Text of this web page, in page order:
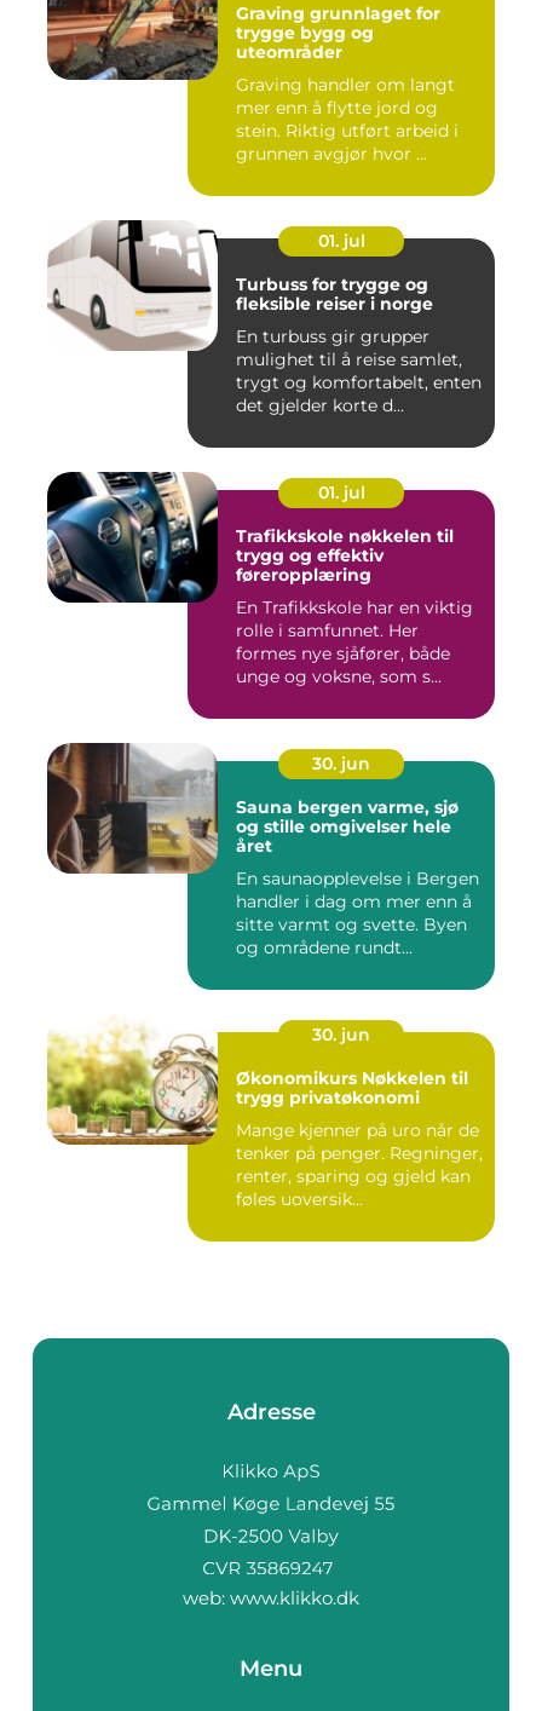
Graving grunnlaget for
trygge bygg og
uteområder
Graving handler om langt
mer enn å flytte jord og
stein. Riktig utført arbeid i
grunnen avgjør hvor ...
01. jul
Turbuss for trygge og
fleksible reiser i norge
En turbuss gir grupper
mulighet til å reise samlet,
trygt og komfortabelt, enten
det gjelder korte d...
01. jul
Trafikkskole nøkkelen til
trygg og effektiv
føreropplæring
En Trafikkskole har en viktig
rolle i samfunnet. Her
formes nye sjåfører, både
unge og voksne, som s...
30. jun
Sauna bergen varme, sjø
og stille omgivelser hele
året
En saunaopplevelse i Bergen
handler i dag om mer enn å
sitte varmt og svette. Byen
og områdene rundt...
30. jun
Økonomikurs Nøkkelen til
trygg privatøkonomi
Mange kjenner på uro når de
tenker på penger. Regninger,
renter, sparing og gjeld kan
føles uoversik...
Adresse
web: www.klikko.dk
Menu